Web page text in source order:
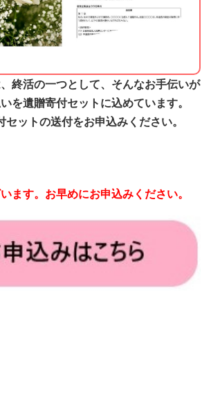
終活の一つとして、そんなお手伝いが
を遺贈寄付セットに込めています。
セットの送付をお申込みください。
ます。お早めにお申込みください。